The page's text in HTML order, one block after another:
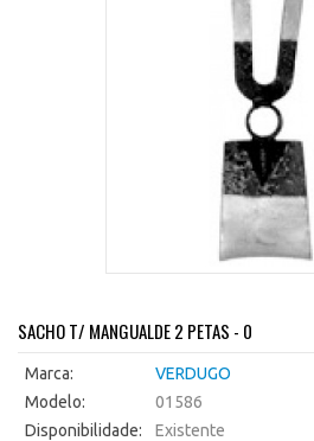
SACHO T/ MANGUALDE 2 PETAS - 0
Marca:
VERDUGO
Modelo:
01586
Disponibilidade:
Existente